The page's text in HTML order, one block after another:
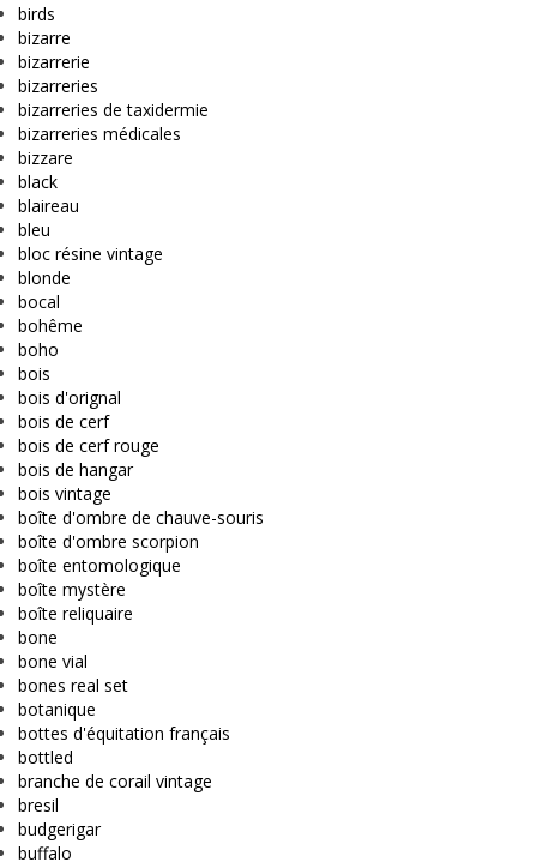
birds
bizarre
bizarrerie
bizarreries
bizarreries de taxidermie
bizarreries médicales
bizzare
black
blaireau
bleu
bloc résine vintage
blonde
bocal
bohême
boho
bois
bois d'orignal
bois de cerf
bois de cerf rouge
bois de hangar
bois vintage
boîte d'ombre de chauve-souris
boîte d'ombre scorpion
boîte entomologique
boîte mystère
boîte reliquaire
bone
bone vial
bones real set
botanique
bottes d'équitation français
bottled
branche de corail vintage
bresil
budgerigar
buffalo